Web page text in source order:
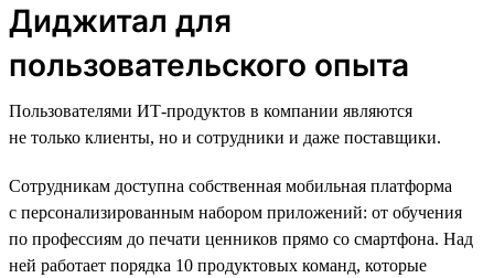
Диджитал для
пользовательского опыта
Пользователями ИТ-продуктов в компании являются
не только клиенты, но и сотрудники и даже поставщики.
Сотрудникам доступна собственная мобильная платформа
с персонализированным набором приложений: от обучения
по профессиям до печати ценников прямо со смартфона. Над
ней работает порядка 10 продуктовых команд, которые